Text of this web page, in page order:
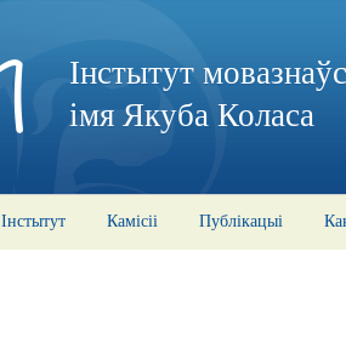
Інстытут
імя Якуба Коласа
Інстытут Камісіі Публікацыі